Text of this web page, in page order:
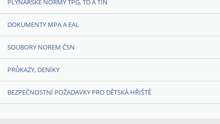
PLYNAŘSKÉ NORMY TPG, TD A TIN
DOKUMENTY MPA A EAL
SOUBORY NOREM ČSN
PRŮKAZY, DENÍKY
BEZPEČNOSTNÍ POŽADAVKY PRO DĚTSKÁ HŘIŠTĚ